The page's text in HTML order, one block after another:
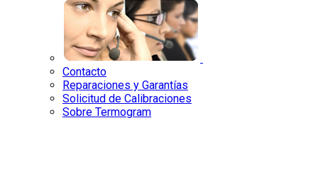
Contacto
Reparaciones y Garantías
Solicitud de Calibraciones
Sobre Termogram